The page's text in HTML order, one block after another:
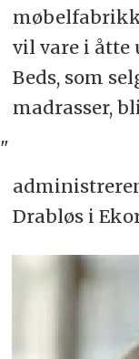
vil vare i åtte
Beds, som
madrasser,
"
Drabløs i